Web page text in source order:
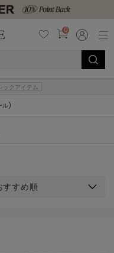
0
ックアイテム
ル)
すすめ順